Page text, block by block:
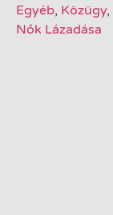
Egyéb, Közügy,
Nők Lázadása